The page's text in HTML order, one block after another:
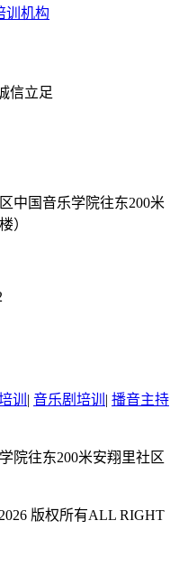
训机构
信立足
中国音乐学院往东200米
）
训 | 音乐剧培训 | 播音主持
院往东200米安翔里社区
版权所有ALL RIGHT